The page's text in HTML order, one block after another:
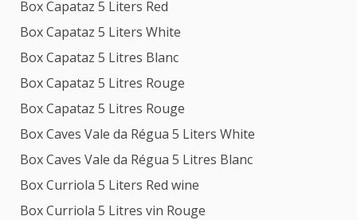
Box Capataz 5 Liters Red
Box Capataz 5 Liters White
Box Capataz 5 Litres Blanc
Box Capataz 5 Litres Rouge
Box Capataz 5 Litres Rouge
Box Caves Vale da Régua 5 Liters White
Box Caves Vale da Régua 5 Litres Blanc
Box Curriola 5 Liters Red wine
Box Curriola 5 Litres vin Rouge